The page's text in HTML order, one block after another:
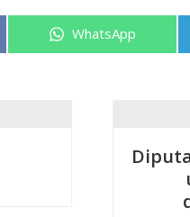
Compartir
WhatsApp